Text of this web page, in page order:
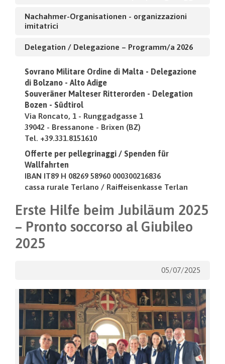
Nachahmer-Organisationen - organizzazioni
imitatrici
Delegation / Delegazione – Programm/a 2026
Sovrano Militare Ordine di Malta - Delegazione
di Bolzano - Alto Adige
Souveräner Malteser Ritterorden - Delegation
Bozen - Südtirol
Via Roncato, 1 - Runggadgasse 1
39042 - Bressanone - Brixen (BZ)
Tel. +39.331.8151610
Offerte per pellegrinaggi / Spenden für
Wallfahrten
IBAN IT89 H 08269 58960 000300216836
cassa rurale Terlano / Raiffeisenkasse Terlan
Erste Hilfe beim Jubiläum 2025
– Pronto soccorso al Giubileo
2025
05/07/2025